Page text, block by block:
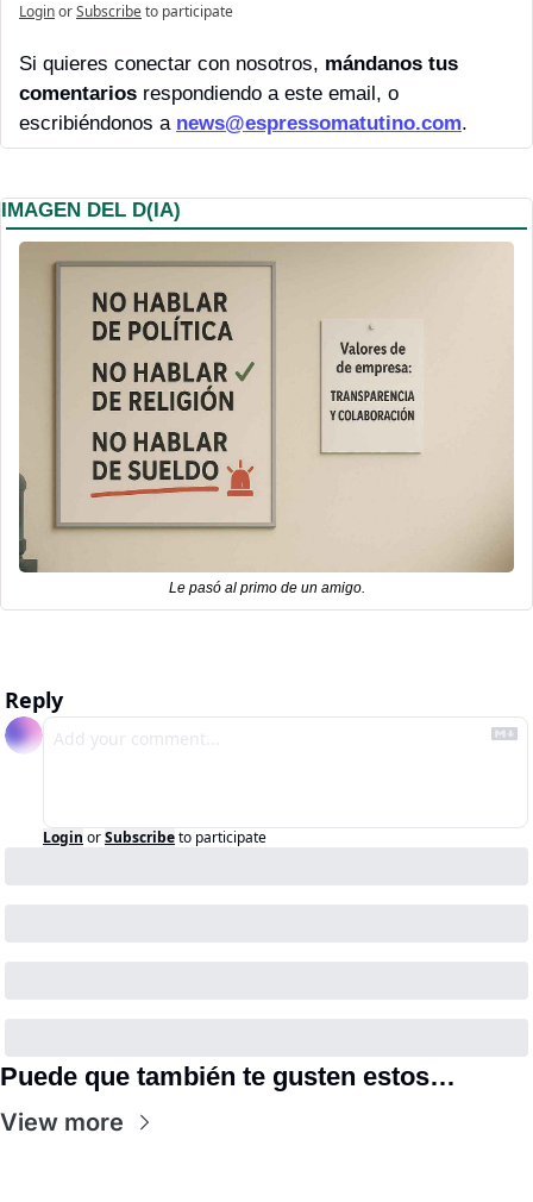
LoginorSubscribeto participate
Si quieres conectar con nosotros, mándanos tus
comentarios respondiendo a este email, o
escribiéndonos a news@espressomatutino.com.
IMAGEN DEL D(IA)
Le pasó al primo de un amigo.
Reply
Login orSubscribeto participate
Puede que también te gusten estos…
View more